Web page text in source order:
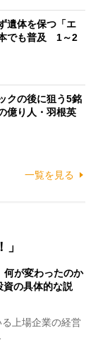
遺体を保つ「エ
でも普及 1～2
クの後に狙う5銘
億り人・羽根英
一覧を見る
何が変わったのか
の具体的な説
上場企業の経営